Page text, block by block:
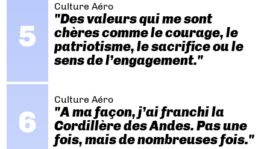
Culture Aéro
"Des valeurs qui me sont
chères comme le courage, le
patriotisme, le sacrifice ou le
sens de l’engagement."
Culture Aéro
"A ma façon, j’ai franchi la
Cordillère des Andes. Pas une
fois, mais de nombreuses fois."